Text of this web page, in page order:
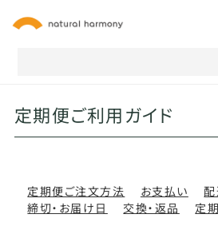
定期便ご利用ガイド
定期便ご注文方法 お支払い
配
締切・お届け日
交換・返品 定